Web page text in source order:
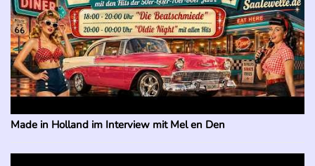
Made in Holland im Interview mit Mel en Den